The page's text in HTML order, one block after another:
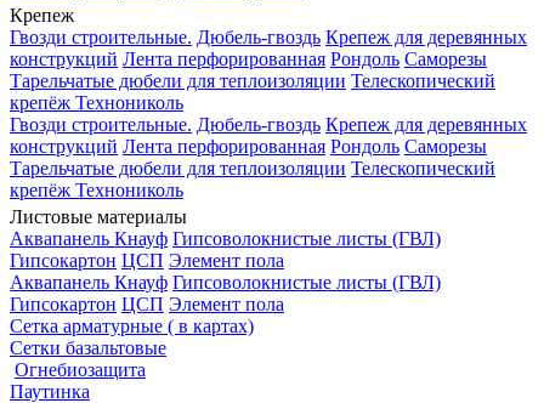
Крепеж
Гвозди строительные. Дюбель-гвоздь Крепеж для деревянных
конструкций Лента перфорированная Рондоль Саморезы
Тарельчатые дюбели для теплоизоляции Телескопический
крепёж Технониколь
Гвозди строительные. Дюбель-гвоздь Крепеж для деревянных
конструкций Лента перфорированная Рондоль Саморезы
Тарельчатые дюбели для теплоизоляции Телескопический
крепёж Технониколь
Листовые материалы
Аквапанель Кнауф Гипсоволокнистые листы (ГВЛ)
Гипсокартон ЦСП Элемент пола
Аквапанель Кнауф Гипсоволокнистые листы (ГВЛ)
Гипсокартон ЦСП Элемент пола
Сетка арматурные ( в картах)
Сетки базальтовые
Огнебиозащита
Паутинка